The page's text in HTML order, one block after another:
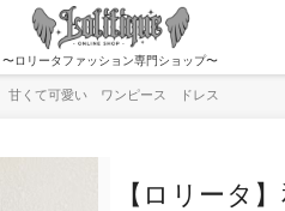
〜ロリータファッション専門ショップ〜
甘くて可愛い ワンピース ドレス
【ロリータ